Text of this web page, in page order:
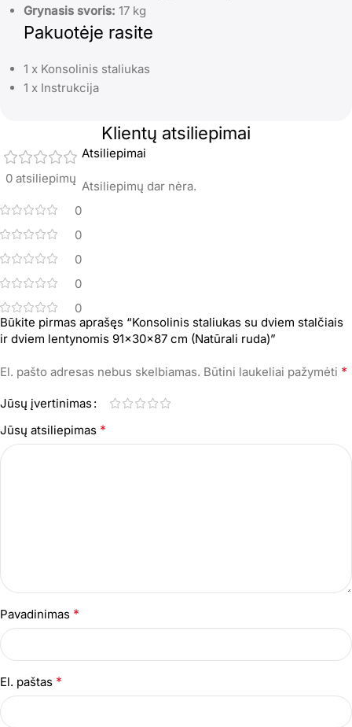
Grynasis svoris: 17 kg
Pakuotėje rasite
1 x Konsolinis staliukas
1 x Instrukcija
Klientų atsiliepimai
0 atsiliepimų
0
0
0
0
0
Atsiliepimai
Atsiliepimų dar nėra.
Būkite pirmas aprašęs “Konsolinis staliukas su dviem stalčiais
ir dviem lentynomis 91x30x87 cm (Natūrali ruda)”
El. pašto adresas nebus skelbiamas. Būtini laukeliai pažymėti *
Jūsų įvertinimas
Jūsų atsiliepimas *
Pavadinimas *
El. paštas *